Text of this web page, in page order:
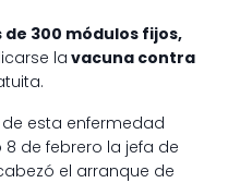
de 300 módulos fijos,
lavacuna contra
esta enfermedad
de febrero la jefa de
el arranque de